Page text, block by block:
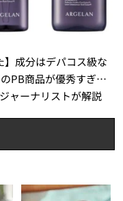
成分はデパコス級な
PB商品が優秀すぎ…
ャーナリストが解説